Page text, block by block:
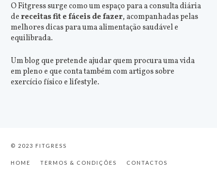
O Fitgress surge como um espaço para a consulta diária
dereceitas fit e fáceis de fazer, acompanhadas pelas
melhores dicas para uma alimentação saudável e
equilibrada.
Um blog que pretende ajudar quem procura uma vida
em pleno e que conta também com artigos sobre
exercício físico e lifestyle.
© 2023 FITGRESS
HOME TERMOS & CONDIÇÕES CONTACTOS